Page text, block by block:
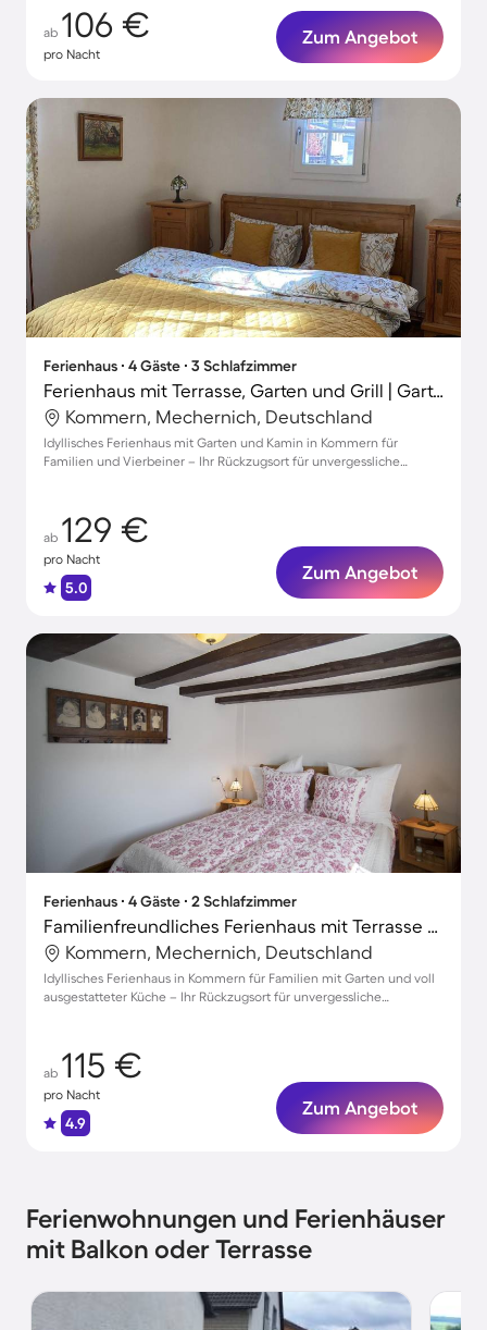
ab 106 €
pro Nacht
Zum Angebot
Ferienhaus ∙ 4 Gäste ∙ 3 Schlafzimmer
Ferienhaus mit Terrasse, Garten und Grill | Gartenblick
Kommern, Mechernich, Deutschland
Idyllisches Ferienhaus mit Garten und Kamin in Kommern für
Familien und Vierbeiner – Ihr Rückzugsort für unvergessliche
ab 129 €
pro Nacht
5.0
Zum Angebot
Ferienhaus ∙ 4 Gäste ∙ 2 Schlafzimmer
Familienfreundliches Ferienhaus mit Terrasse und Garten
Kommern, Mechernich, Deutschland
Idyllisches Ferienhaus in Kommern für Familien mit Garten und voll
ausgestatteter Küche – Ihr Rückzugsort für unvergessliche
ab 115 €
pro Nacht
4.9
Zum Angebot
Ferienwohnungen und Ferienhäuser
mit Balkon oder Terrasse